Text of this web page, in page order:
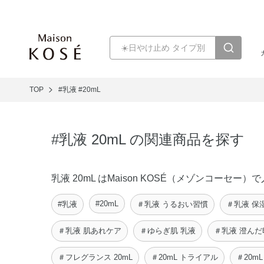
TOP #乳液 #20mL
#乳液 20mL の関連商品を探す
乳液 20mL はMaison KOSÉ（メゾンコーセー）
#乳液 #20mL ＃乳液 うるおい習慣 ＃乳液 保
＃乳液 肌あれケア ＃ゆらぎ肌 乳液 ＃乳液 澄ん
＃フレグランス 20mL ＃20mL トライアル ＃